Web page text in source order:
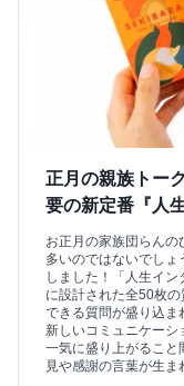
正月の親族トー
要の新定番『人
お正月の家族団らんの
多いのではないでし
しました！「人生イ
に設計された全50枚
できる質問が盛り込ま
新しいコミュニケー
一気に盛り上がること
見や感謝の言葉が生ま